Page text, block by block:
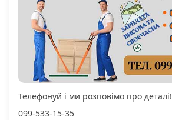
Телефонуй і ми розповімо про деталі!
099-533-15-35